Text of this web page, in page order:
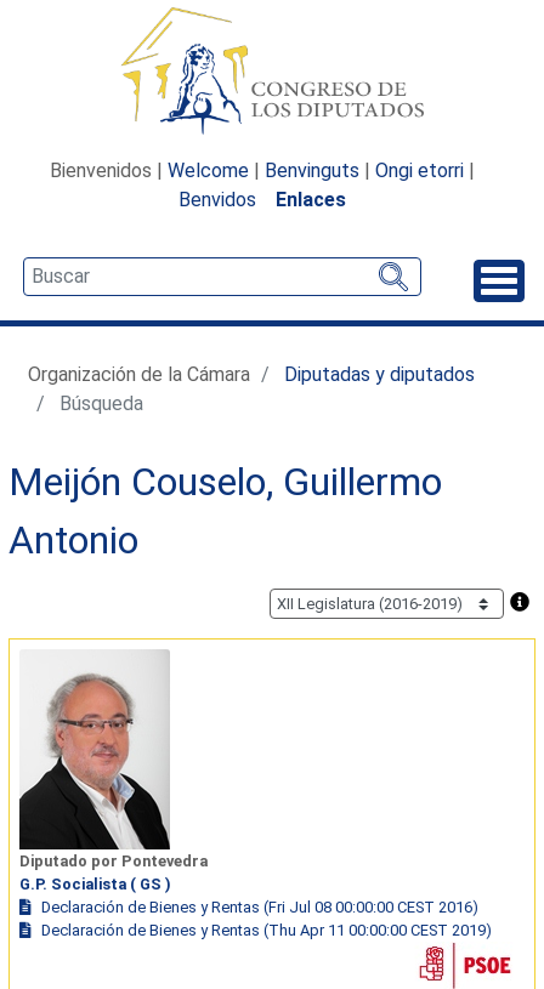
Bienvenidos | Welcome | Benvinguts | Ongi etorri |
Benvidos
Enlaces
Organización de la Cámara
Diputadas y diputados
Búsqueda
Meijón Couselo, Guillermo
Antonio
Diputado por Pontevedra
G.P. Socialista ( GS )
Declaración de Bienes y Rentas (Fri Jul 08 00:00:00 CEST 2016)
Declaración de Bienes y Rentas (Thu Apr 11 00:00:00 CEST 2019)